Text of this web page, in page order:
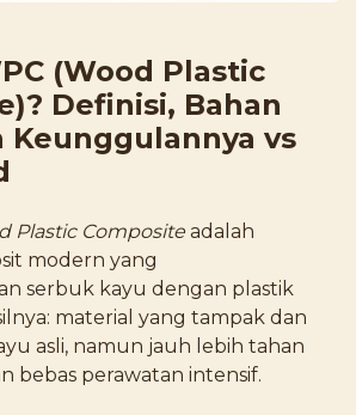
(Wood Plastic
Definisi, Bahan
Keunggulannya vs
Plastic Composite adalah
modern yang
serbuk kayu dengan plastik
material yang tampak dan
asli, namun jauh lebih tahan
bebas perawatan intensif.